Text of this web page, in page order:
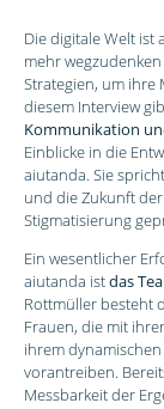
Die digitale Welt
mehr
Strategien, um ihre
diesem Interview
Kommunikation
Einblicke in die
aiutanda. Sie
und die Zukunft
Stigmatisierung
Ein wesentlicher
aiutanda istdas
Rottmüller besteht
Frauen, die mit
ihrem
vorantreiben.
Messbarkeit der